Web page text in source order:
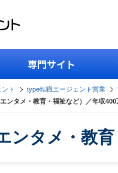
専門サイト
ト type転職エージェント営業
ンタメ・教育・福祉など）／年収
ンタメ・教